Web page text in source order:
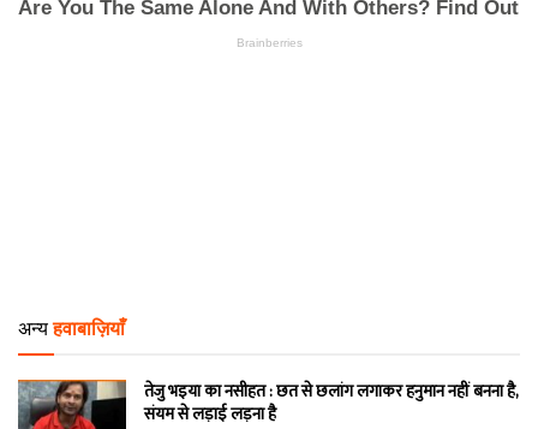
अन्य हवाबाज़ियाँ
तेजु भइया का नसीहत : छत से छलांग लगाकर हनुमान नहीं बनना है,
संयम से लड़ाई लड़ना है